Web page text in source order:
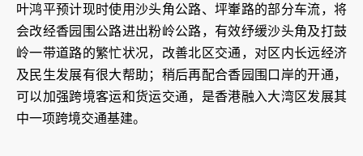
叶鸿平预计现时使用沙头角公路、坪輋路的部分车流，将
会改经香园围公路进出粉岭公路，有效纾缓沙头角及打鼓
岭一带道路的繁忙状况，改善北区交通，对区内长远经济
及民生发展有很大帮助；稍后再配合香园围口岸的开通，
可以加强跨境客运和货运交通，是香港融入大湾区发展其
中一项跨境交通基建。